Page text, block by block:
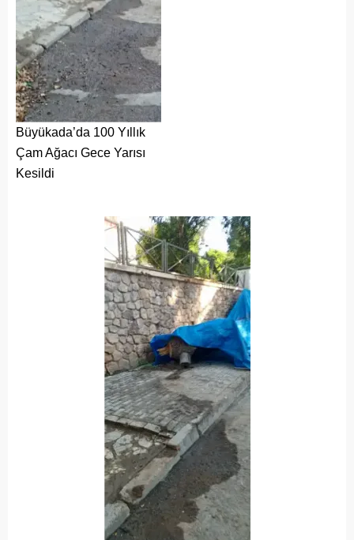
Büyükada’da 100 Yıllık
Çam Ağacı Gece Yarısı
Kesildi